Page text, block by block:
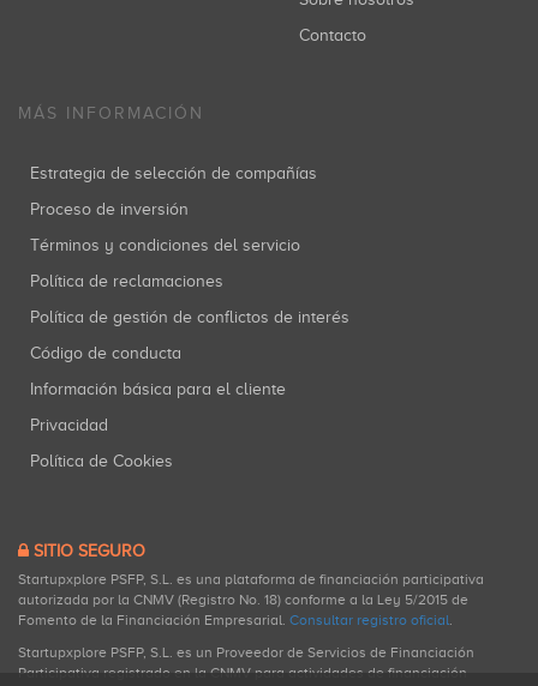
Contacto
MÁS INFORMACIÓN
Estrategia de selección de compañías
Proceso de inversión
Términos y condiciones del servicio
Política de reclamaciones
Política de gestión de conflictos de interés
Código de conducta
Información básica para el cliente
Privacidad
Política de Cookies
SITIO SEGURO
Startupxplore PSFP, S.L. es una plataforma de financiación participativa
autorizada por la CNMV (Registro No. 18) conforme a la Ley 5/2015 de
Fomento de la Financiación Empresarial. Consultar registro oficial.
Startupxplore PSFP, S.L. es un Proveedor de Servicios de Financiación
Participativa registrado en la CNMV para actividades de financiación